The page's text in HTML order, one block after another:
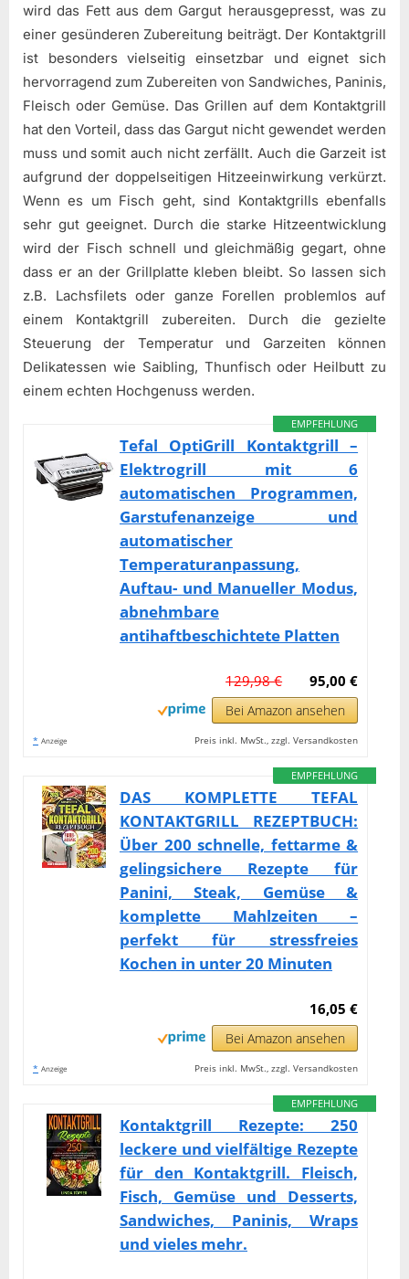
wird das Fett aus dem Gargut herausgepresst, was zu
einer gesünderen Zubereitung beiträgt. Der Kontaktgrill
ist besonders vielseitig einsetzbar und eignet sich
hervorragend zum Zubereiten von Sandwiches, Paninis,
Fleisch oder Gemüse. Das Grillen auf dem Kontaktgrill
hat den Vorteil, dass das Gargut nicht gewendet werden
muss und somit auch nicht zerfällt. Auch die Garzeit ist
aufgrund der doppelseitigen Hitzeeinwirkung verkürzt.
Wenn es um Fisch geht, sind Kontaktgrills ebenfalls
sehr gut geeignet. Durch die starke Hitzeentwicklung
wird der Fisch schnell und gleichmäßig gegart, ohne
dass er an der Grillplatte kleben bleibt. So lassen sich
z.B. Lachsfilets oder ganze Forellen problemlos auf
einem Kontaktgrill zubereiten. Durch die gezielte
Steuerung der Temperatur und Garzeiten können
Delikatessen wie Saibling, Thunfisch oder Heilbutt zu
einem echten Hochgenuss werden.
EMPFEHLUNG
Tefal OptiGrill Kontaktgrill –
Elektrogrill mit 6
automatischen Programmen,
Garstufenanzeige und
automatischer
Temperaturanpassung,
Auftau- und Manueller Modus,
abnehmbare
antihaftbeschichtete Platten
95,00 €
129,98 €
Bei Amazon ansehen
* Anzeige Preis inkl. MwSt., zzgl. Versandkosten
EMPFEHLUNG
DAS KOMPLETTE TEFAL
KONTAKTGRILL REZEPTBUCH:
Über 200 schnelle, fettarme &
gelingsichere Rezepte für
Panini, Steak, Gemüse &
komplette Mahlzeiten –
perfekt für stressfreies
Kochen in unter 20 Minuten
16,05 €
Bei Amazon ansehen
* Anzeige Preis inkl. MwSt., zzgl. Versandkosten
EMPFEHLUNG
Kontaktgrill Rezepte: 250
leckere und vielfältige Rezepte
für den Kontaktgrill. Fleisch,
Fisch, Gemüse und Desserts,
Sandwiches, Paninis, Wraps
und vieles mehr.